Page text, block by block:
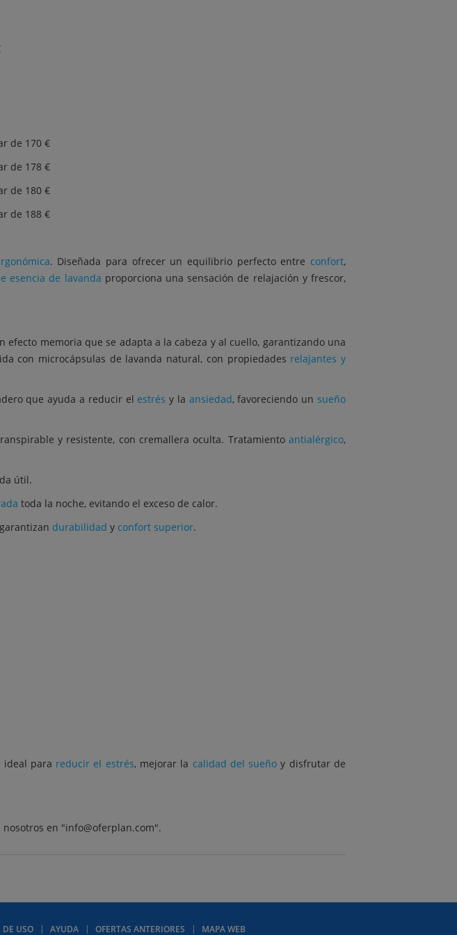
de 170 €
de 178 €
de 180 €
de 188 €
. Diseñada para ofrecer un equilibrio perfecto entre confort,
esencia de lavanda proporciona una sensación de relajación y frescor,
efecto memoria que se adapta a la cabeza y al cuello, garantizando una
con microcápsulas de lavanda natural, con propiedades relajantes y
que ayuda a reducir el estrés y la ansiedad, favoreciendo un sueño
y resistente, con cremallera oculta. Tratamientoantialérgico,
útil.
toda la noche, evitando el exceso de calor.
durabilidad y confort superior.
ideal para reducir el estrés, mejorar la calidad del sueño y disfrutar de
en "info@oferplan.com".
USO AYUDA OFERTAS ANTERIORES MAPA WEB